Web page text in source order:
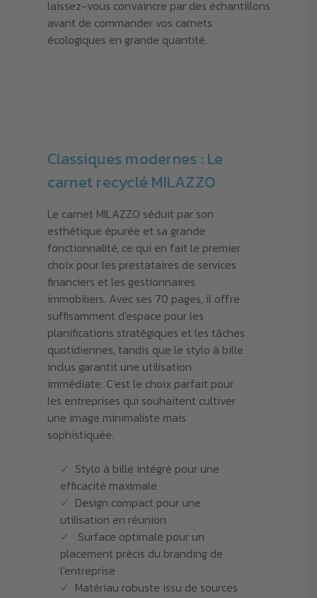
laissez-vous convaincre par des échantillons
avant de commander vos carnets
écologiques en grande quantité.
Classiques modernes : Le
carnet recyclé MILAZZO
Le carnet MILAZZO séduit par son
esthétique épurée et sa grande
fonctionnalité, ce qui en fait le premier
choix pour les prestataires de services
financiers et les gestionnaires
immobiliers. Avec ses 70 pages, il offre
suffisamment d'espace pour les
planifications stratégiques et les tâches
quotidiennes, tandis que le stylo à bille
inclus garantit une utilisation
immédiate. C'est le choix parfait pour
les entreprises qui souhaitent cultiver
une image minimaliste mais
sophistiquée.
Stylo à bille intégré pour une
efficacité maximale
Design compact pour une
utilisation en réunion
Surface optimale pour un
placement précis du branding de
l'entreprise
Matériau robuste issu de sources